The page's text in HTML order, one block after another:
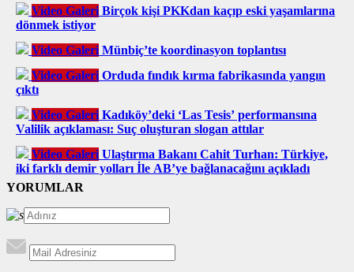
Video Galeri Birçok kişi PKKdan kaçıp eski yaşamlarına
dönmek istiyor
Video Galeri Münbiç’te koordinasyon toplantısı
Video Galeri Orduda fındık kırma fabrikasında yangın
çıktı
Video Galeri Kadıköy’deki ‘Las Tesis’ performansına
Valilik açıklaması: Suç oluşturan slogan attılar
Video Galeri Ulaştırma Bakanı Cahit Turhan: Türkiye,
iki farklı demir yolları İle AB’ye bağlanacağını açıkladı
YORUMLAR